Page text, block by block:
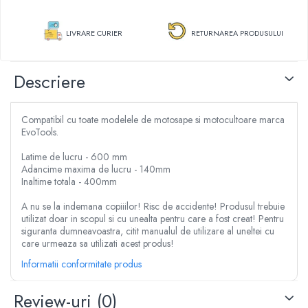
Tocatoare furaje & siscornite
Motocoase 2 timpi
Motocoase 4 timpi
Tractoare si minitractoare
Accesorii pentru minitractoare
Pompe si sisteme de irigat
Pompe submersibile apa curata
Pompe submersibile apa murdara
Pompe suprafata
Hidrofoare
Motopompe
Furtun gradina
Lampi de instalator
Pistoale electrice pentru lipit
Clesti sudura
Compresoare aer
Pistoale impact pneumatice
Pistoale vopsit pneumatice
Pistoale umflat pneumatice
Furtune aer comprimat
Pistoale cu manometru
Unelte si scule de mana
Surubelnite
Ciocane si baroase
Pensule
Articole dezapezire
Aeroterme gaz
radiante
Maturi rotative
Plase geotextil
Prelate
Roti carucioare & platforme
Vase de toaleta
LIVRARE CURIER RETURNAREA PRODUSULUI
Descriere
Compatibil cu toate modelele de motosape si motocultoare marca
EvoTools.
Latime de lucru - 600 mm
Adancime maxima de lucru - 140mm
Inaltime totala - 400mm
A nu se la indemana copiiilor! Risc de accidente! Produsul trebuie
utilizat doar in scopul si cu unealta pentru care a fost creat! Pentru
siguranta dumneavoastra, citit manualul de utilizare al uneltei cu
care urmeaza sa utilizati acest produs!
Informatii conformitate produs
Review-uri (0)